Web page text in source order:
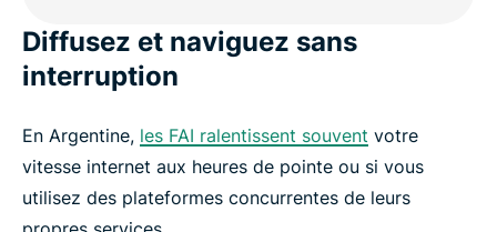
Téléchargez un VPN pour l’Argentine sur tous vos
appareils
Que vous offre ExpressVPN en plus?
Devriez-vous utiliser un VPN gratuit en Argentine ?
Diffusez et naviguez sans
interruption
En Argentine, les FAI ralentissent souvent votre
vitesse internet aux heures de pointe ou si vous
utilisez des plateformes concurrentes de leurs